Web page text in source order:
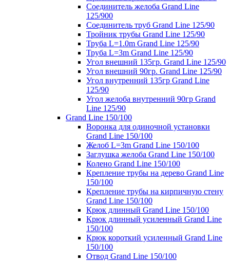
Соединитель желоба Grand Line
125/900
Соединитель труб Grand Line 125/90
Тройник трубы Grand Line 125/90
Труба L=1.0m Grand Line 125/90
Труба L=3m Grand Line 125/90
Угол внешний 135гр. Grand Line 125/90
Угол внешний 90гр. Grand Line 125/90
Угол внутренний 135гр Grand Line
125/90
Угол желоба внутренний 90гр Grand
Line 125/90
Grand Line 150/100
Воронка для одиночной установки
Grand Line 150/100
Желоб L=3m Grand Line 150/100
Заглушка желоба Grand Line 150/100
Колено Grand Line 150/100
Крепление трубы на дерево Grand Line
150/100
Крепление трубы на кирпичную стену
Grand Line 150/100
Крюк длинный Grand Line 150/100
Крюк длинный усиленный Grand Line
150/100
Крюк короткий усиленный Grand Line
150/100
Отвод Grand Line 150/100